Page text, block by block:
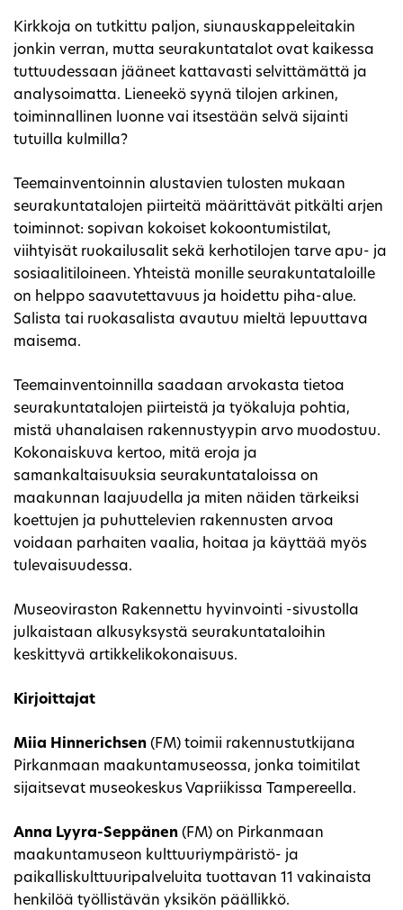
Kirkkoja on tutkittu paljon, siunauskappeleitakin
jonkin verran, mutta seurakuntatalot ovat kaikessa
tuttuudessaan jääneet kattavasti selvittämättä ja
analysoimatta. Lieneekö syynä tilojen arkinen,
toiminnallinen luonne vai itsestään selvä sijainti
tutuilla kulmilla?
Teemainventoinnin alustavien tulosten mukaan
seurakuntatalojen piirteitä määrittävät pitkälti arjen
toiminnot: sopivan kokoiset kokoontumistilat,
viihtyisät ruokailusalit sekä kerhotilojen tarve apu- ja
sosiaalitiloineen. Yhteistä monille seurakuntataloille
on helppo saavutettavuus ja hoidettu piha-alue.
Salista tai ruokasalista avautuu mieltä lepuuttava
maisema.
Teemainventoinnilla saadaan arvokasta tietoa
seurakuntatalojen piirteistä ja työkaluja pohtia,
mistä uhanalaisen rakennustyypin arvo muodostuu.
Kokonaiskuva kertoo, mitä eroja ja
samankaltaisuuksia seurakuntataloissa on
maakunnan laajuudella ja miten näiden tärkeiksi
koettujen ja puhuttelevien rakennusten arvoa
voidaan parhaiten vaalia, hoitaa ja käyttää myös
tulevaisuudessa.
Museoviraston Rakennettu hyvinvointi -sivustolla
julkaistaan alkusyksystä seurakuntataloihin
keskittyvä artikkelikokonaisuus.
Kirjoittajat
Miia Hinnerichsen (FM) toimii rakennustutkijana
Pirkanmaan maakuntamuseossa, jonka toimitilat
sijaitsevat museokeskus Vapriikissa Tampereella.
Anna Lyyra-Seppänen (FM) on Pirkanmaan
maakuntamuseon kulttuuriympäristö- ja
paikalliskulttuuripalveluita tuottavan 11 vakinaista
henkilöä työllistävän yksikön päällikkö.